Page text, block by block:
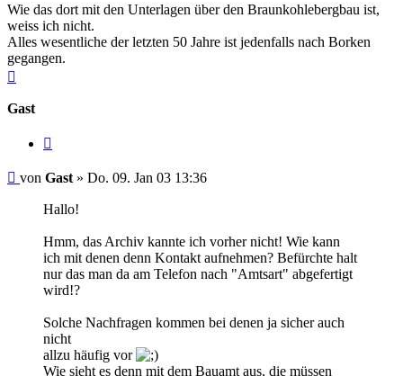
Wie das dort mit den Unterlagen über den Braunkohlebergbau ist,
weiss ich nicht.
Alles wesentliche der letzten 50 Jahre ist jedenfalls nach Borken
gegangen.
Gast
Beitrag
von Gast » Do. 09. Jan 03 13:36
Hallo!
Hmm, das Archiv kannte ich vorher nicht! Wie kann
ich mit denen denn Kontakt aufnehmen? Befürchte halt
nur das man da am Telefon nach "Amtsart" abgefertigt
wird!?
Solche Nachfragen kommen bei denen ja sicher auch
nicht
allzu häufig vor
Wie sieht es denn mit dem Bauamt aus, die müssen